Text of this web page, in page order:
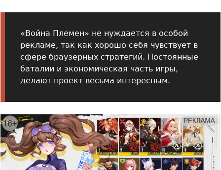
«Война Племен» не нуждается в особой
рекламе, так как хорошо себя чувствует в
сфере браузерных стратегий. Постоянные
баталии и экономическая часть игры,
делают проект весьма интересным.